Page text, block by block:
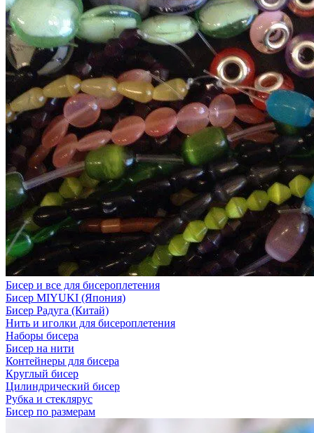
Бисер и все для бисероплетения
Бисер MIYUKI (Япония)
Бисер Радуга (Китай)
Нить и иголки для бисероплетения
Наборы бисера
Бисер на нити
Контейнеры для бисера
Круглый бисер
Цилиндрический бисер
Рубка и стеклярус
Бисер по размерам